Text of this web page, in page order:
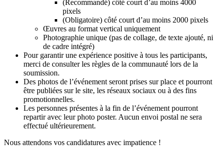
(Recommandé) côté court d’au moins 4000
pixels
(Obligatoire) côté court d’au moins 2000 pixels
Œuvres au format vertical uniquement
Photographie unique (pas de collage, de texte ajouté, ni
de cadre intégré)
Pour garantir une expérience positive à tous les participants,
merci de consulter les règles de la communauté lors de la
soumission.
Des photos de l’événement seront prises sur place et pourront
être publiées sur le site, les réseaux sociaux ou à des fins
promotionnelles.
Les personnes présentes à la fin de l’événement pourront
repartir avec leur photo poster. Aucun envoi postal ne sera
effectué ultérieurement.
Nous attendons vos candidatures avec impatience !